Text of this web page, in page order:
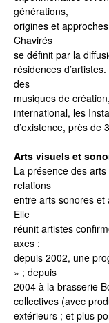
générations,
origines et
Chavirés
se définit par la
résidences
des
musiques de
international, les
d’existence, près de
Arts visuels et
La présence des
relations
entre arts sonores et
Elle
réunit artistes
axes :
depuis 2002, une
» ; depuis
2004 à la brasserie
collectives (avec
extérieurs ; et plus